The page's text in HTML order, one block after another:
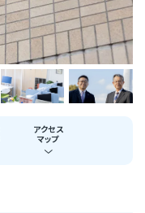
アクセス
マップ